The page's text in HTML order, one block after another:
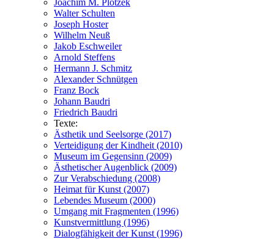
Joachim M. Plotzek
Walter Schulten
Joseph Hoster
Wilhelm Neuß
Jakob Eschweiler
Arnold Steffens
Hermann J. Schmitz
Alexander Schnütgen
Franz Bock
Johann Baudri
Friedrich Baudri
Texte:
Ästhetik und Seelsorge (2017)
Verteidigung der Kindheit (2010)
Museum im Gegensinn (2009)
Ästhetischer Augenblick (2009)
Zur Verabschiedung (2008)
Heimat für Kunst (2007)
Lebendes Museum (2000)
Umgang mit Fragmenten (1996)
Kunstvermittlung (1996)
Dialogfähigkeit der Kunst (1996)